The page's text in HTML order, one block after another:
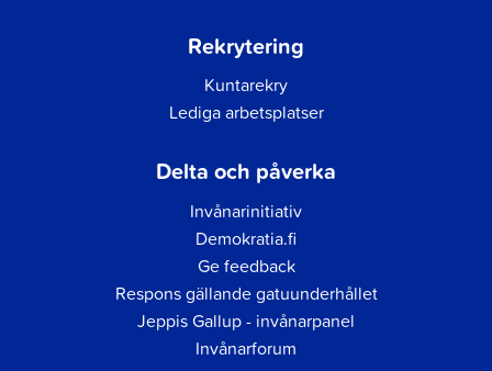
Rekrytering
Kuntarekry
Lediga arbetsplatser
Delta och påverka
Invånarinitiativ
Demokratia.fi
Ge feedback
Respons gällande gatuunderhållet
Jeppis Gallup - invånarpanel
Invånarforum